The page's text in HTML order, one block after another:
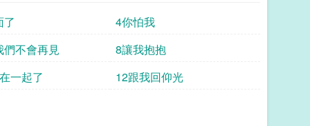
了
4你怕我
們不會再見
8讓我抱抱
一起了
12跟我回仰光